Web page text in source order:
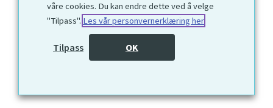
1972 © Galleri D40 AS
våre cookies. Du kan endre dette ved å velge
"Tilpass". Les vår personvernerklæring her
Tilpass OK